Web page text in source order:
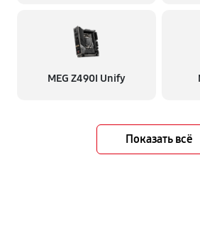
MEG Z490I Unify
Показать всё